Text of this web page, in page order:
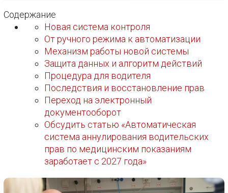
Содержание
Новая система контроля
От ручного режима к автоматизации
Механизм работы новой системы
Защита данных и алгоритм действий
Процедура для водителя
Последствия и восстановление прав
Переход на электронный
документооборот
Обсудить статью «Автоматическая
система аннулирования водительских
прав по медицинским показаниям
заработает с 2027 года»